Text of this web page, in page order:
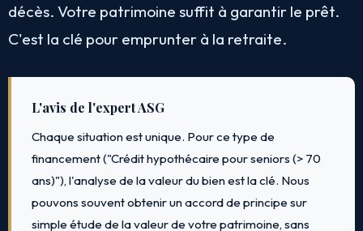
décès. Votre patrimoine suffit à garantir le prêt.
C'est la clé pour emprunter à la retraite.
L'avis de l'expert ASG
Chaque situation est unique. Pour ce type de
financement ("Crédit hypothécaire pour seniors (> 70
ans)"), l'analyse de la valeur du bien est la clé. Nous
pouvons souvent obtenir un accord de principe sur
simple étude de la valeur de votre patrimoine, sans